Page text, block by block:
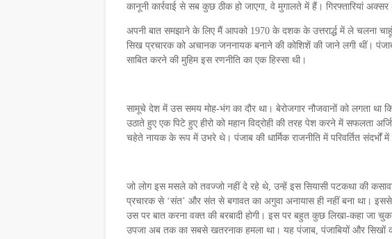
कानूनी कार्रवाई से सब कुछ ठीक हो जाएगा, वे मुगालते में हैं। गिरफ्तारियां अक्सर
अपनी बात समझाने के लिए मैं आपको 1970 के दशक के उत्तरार्द्ध में ले चलना
सिख प्रचारक को अचानक जननायक बनाने की कोशिशें की जाने लगी थीं।
साबित करने की मुहिम इस रणनीति का एक हिस्सा थी।
सामूचे देश में उस समय मोह-भंग का दौर था। बेरोजगार नौजवानों को लगता था
उठाते हुए एक पिटे हुए हीरो को महान विद्रोही की तरह पेश करने में सफलता
चहेते नायक के रूप में उभरे थे। पंजाब की धार्मिक राजनीति में परिवर्तित संदर्भों में
जो लोग इस मसले को तवज्जो नहीं दे रहे थे, उन्हें इस सियासी पटकथा की
प्रचारक से ‘संत’ और संत से बगावत का अगुवा अनायास ही नहीं बना था।
उस पर बात करना वक्त की बरबादी होगी। इस पर बहुत कुछ लिखा-कहा जा
उपजा अब तक का सबसे खतरनाक हमला था। यह पंजाब, पंजाबियों और सिखों